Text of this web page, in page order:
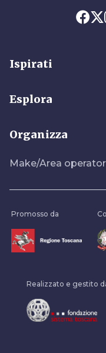
Ispirati
Esplora
Organizza
Make/Area
Promosso da
Realizzato e gestito